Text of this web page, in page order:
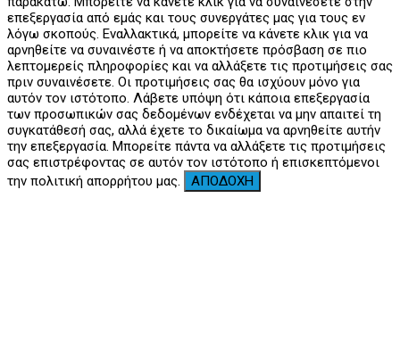
επεξεργασία από εμάς και τους συνεργάτες μας για τους εν
λόγω σκοπούς. Εναλλακτικά, μπορείτε να κάνετε κλικ για να
αρνηθείτε να συναινέστε ή να αποκτήσετε πρόσβαση σε πιο
λεπτομερείς πληροφορίες και να αλλάξετε τις προτιμήσεις σας
πριν συναινέσετε. Οι προτιμήσεις σας θα ισχύουν μόνο για
αυτόν τον ιστότοπο. Λάβετε υπόψη ότι κάποια επεξεργασία
των προσωπικών σας δεδομένων ενδέχεται να μην απαιτεί τη
συγκατάθεσή σας, αλλά έχετε το δικαίωμα να αρνηθείτε αυτήν
την επεξεργασία. Μπορείτε πάντα να αλλάξετε τις προτιμήσεις
σας επιστρέφοντας σε αυτόν τον ιστότοπο ή επισκεπτόμενοι
την πολιτική απορρήτου μας.
ΑΠΟΔΟΧΗ